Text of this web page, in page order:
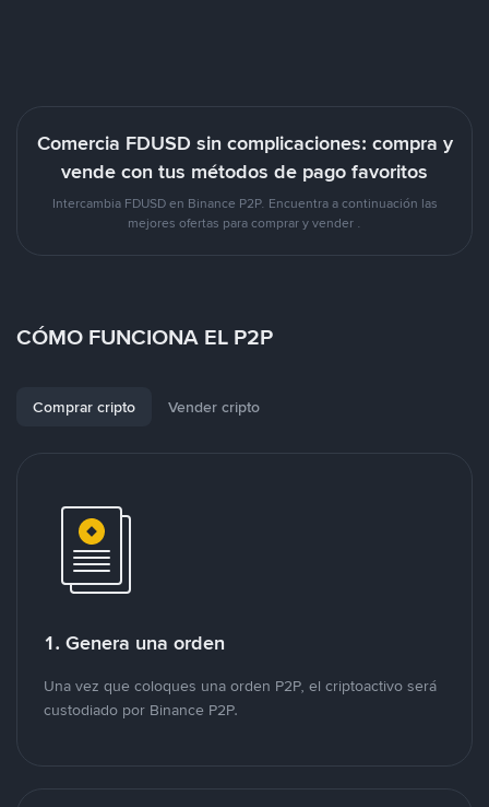
Comercia FDUSD sin complicaciones: compra y
vende con tus métodos de pago favoritos
Intercambia FDUSD en Binance P2P. Encuentra a continuación las
mejores ofertas para comprar y vender .
CÓMO FUNCIONA EL P2P
Comprar cripto Vender cripto
1. Genera una orden
Una vez que coloques una orden P2P, el criptoactivo será
custodiado por Binance P2P.